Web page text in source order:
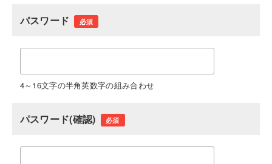
パスワード 必須
4～16文字の半角英数字の組み合わせ
パスワード(確認) 必須